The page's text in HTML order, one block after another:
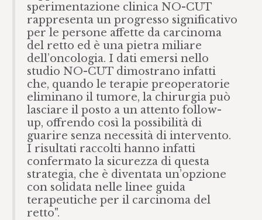
sperimentazione clinica NO-CUT
rappresenta un progresso significativo
per le persone affette da carcinoma
del retto ed è una pietra miliare
dell’oncologia. I dati emersi nello
studio NO-CUT dimostrano infatti
che, quando le terapie preoperatorie
eliminano il tumore, la chirurgia può
lasciare il posto a un attento follow-
up, offrendo così la possibilità di
guarire senza necessità di intervento.
I risultati raccolti hanno infatti
confermato la sicurezza di questa
strategia, che è diventata un’opzione
con solidata nelle linee guida
terapeutiche per il carcinoma del
retto".